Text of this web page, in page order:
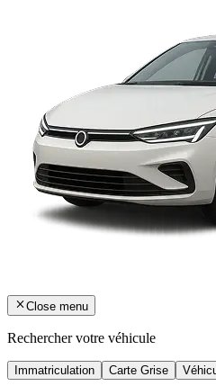
Close menu
Rechercher votre véhicule
Immatriculation Carte Grise